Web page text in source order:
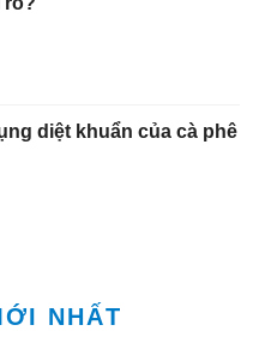
diệt khuẩn của cà phê
NHẤT